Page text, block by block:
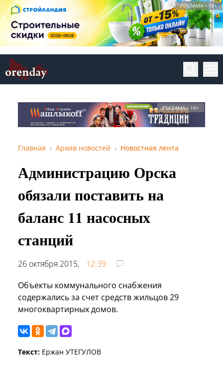
РЕКЛАМА • 18+
РЕКЛАМА • 18+
Главная Архив новостей Новостная лента
Администрацию Орска
обязали поставить на
баланс 11 насосных
станций
26 октября 2015,
12:39
Объекты коммунального снабжения
содержались за счет средств жильцов 29
многоквартирных домов.
Текст: Ержан УТЕГУЛОВ